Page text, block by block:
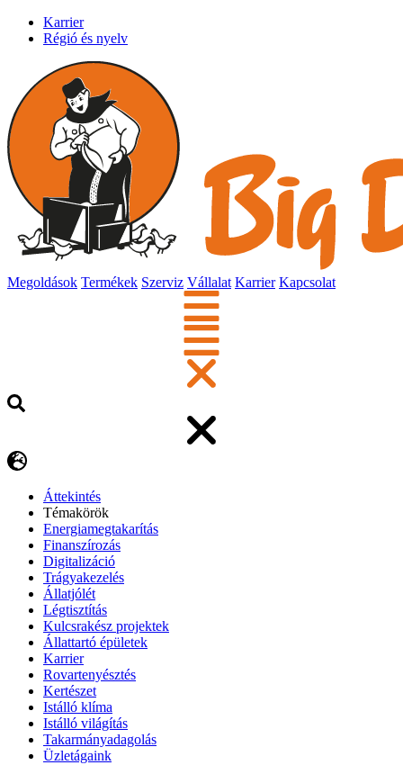
Karrier
Régió és nyelv
Megoldások Termékek Szerviz Vállalat Karrier Kapcsolat
Áttekintés
Témakörök
Energiamegtakarítás
Finanszírozás
Digitalizáció
Trágyakezelés
Állatjólét
Légtisztítás
Kulcsrakész projektek
Állattartó épületek
Karrier
Rovartenyésztés
Kertészet
Istálló klíma
Istálló világítás
Takarmányadagolás
Üzletágaink